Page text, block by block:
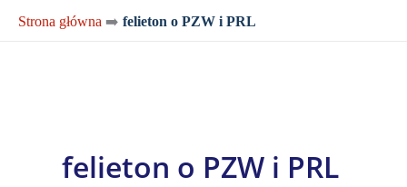
Strona główna ➡️ felieton o PZW i PRL
felieton o PZW i PRL